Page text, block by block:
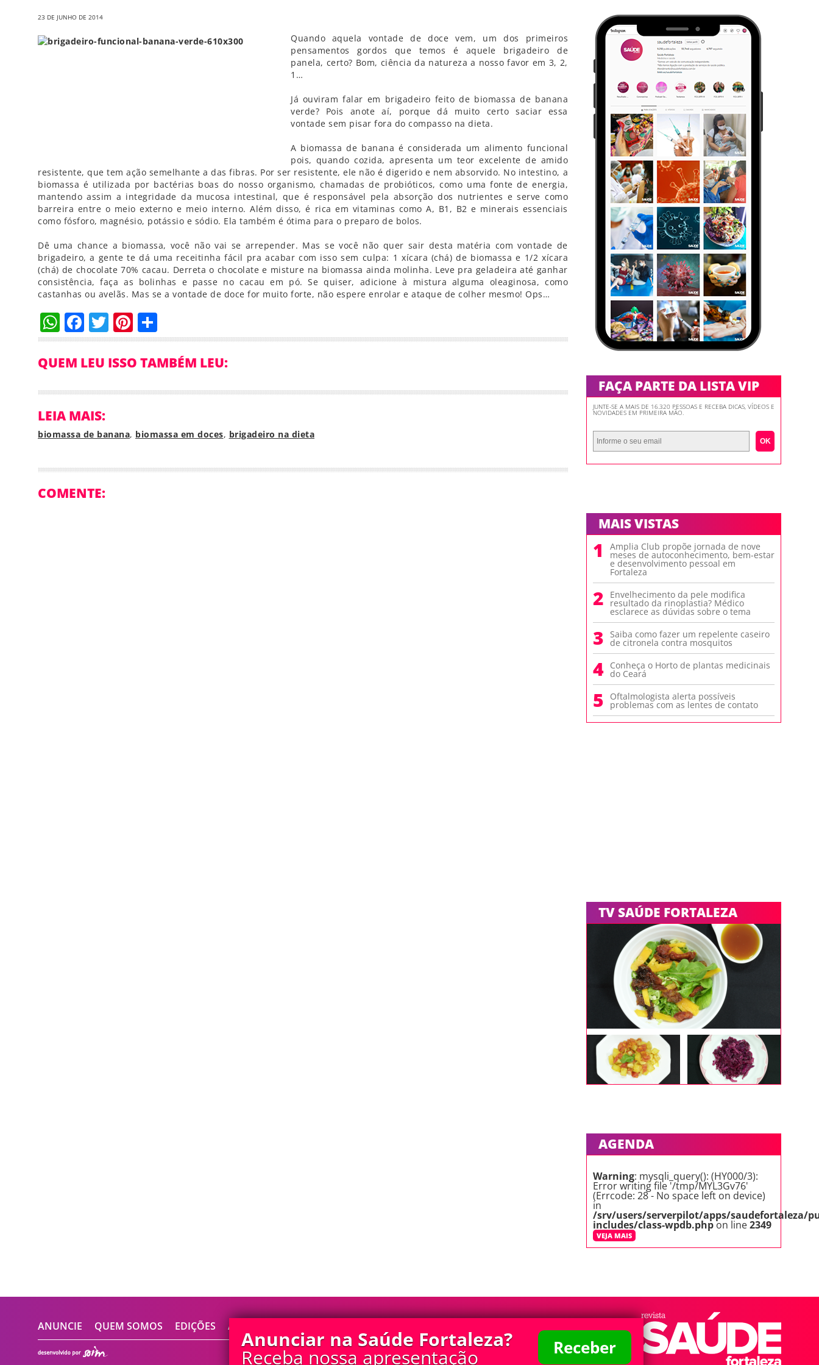
Anunciar na Saúde Fortaleza?
Receba nossa apresentação Receber
23 DE JUNHO DE 2014
Quando aquela vontade de doce vem, um dos primeiros
pensamentos gordos que temos é aquele brigadeiro de
panela, certo? Bom, ciência da natureza a nosso favor em 3, 2,
1…
Já ouviram falar em brigadeiro feito de biomassa de banana
verde? Pois anote aí, porque dá muito certo saciar essa
vontade sem pisar fora do compasso na dieta.
A biomassa de banana é considerada um alimento funcional
pois, quando cozida, apresenta um teor excelente de amido
resistente, que tem ação semelhante a das fibras. Por ser resistente, ele não é digerido e nem absorvido. No intestino, a
biomassa é utilizada por bactérias boas do nosso organismo, chamadas de probióticos, como uma fonte de energia,
mantendo assim a integridade da mucosa intestinal, que é responsável pela absorção dos nutrientes e serve como
barreira entre o meio externo e meio interno. Além disso, é rica em vitaminas como A, B1, B2 e minerais essenciais
como fósforo, magnésio, potássio e sódio. Ela também é ótima para o preparo de bolos.
Dê uma chance a biomassa, você não vai se arrepender. Mas se você não quer sair desta matéria com vontade de
brigadeiro, a gente te dá uma receitinha fácil pra acabar com isso sem culpa: 1 xícara (chá) de biomassa e 1/2 xícara
(chá) de chocolate 70% cacau. Derreta o chocolate e misture na biomassa ainda molinha. Leve pra geladeira até ganhar
consistência, faça as bolinhas e passe no cacau em pó. Se quiser, adicione à mistura alguma oleaginosa, como
castanhas ou avelãs. Mas se a vontade de doce for muito forte, não espere enrolar e ataque de colher mesmo! Ops…
WhatsApp
Facebook
TwitterPinterest
QUEM LEU ISSO TAMBÉM LEU:
LEIA MAIS:
biomassa de banana, biomassa em doces, brigadeiro na dieta
COMENTE:
FAÇA PARTE DA LISTA VIP
JUNTE-SE A MAIS DE 16.320 PESSOAS E RECEBA DICAS, VÍDEOS E
NOVIDADES EM PRIMEIRA MÃO.
OK
MAIS VISTAS
1 Amplia Club propõe jornada de nove
meses de autoconhecimento, bem-estar
e desenvolvimento pessoal em
Fortaleza
2 Envelhecimento da pele modifica
resultado da rinoplastia? Médico
esclarece as dúvidas sobre o tema
3 Saiba como fazer um repelente caseiro
de citronela contra mosquitos
4 Conheça o Horto de plantas medicinais
do Ceará
5 Oftalmologista alerta possíveis
problemas com as lentes de contato
TV SAÚDE FORTALEZA
AGENDA
Warning: mysqli_query(): (HY000/3):
Error writing file '/tmp/MYL3Gv76'
(Errcode: 28 - No space left on device)
in
/srv/users/serverpilot/apps/saudefortaleza/
includes/class-wpdb.phpon line2349
VEJA MAIS
ANUNCIE QUEM SOMOS EDIÇÕES ASSINE REVISTA SAÚDE FORTALEZA
Todos os Direitos Reservados